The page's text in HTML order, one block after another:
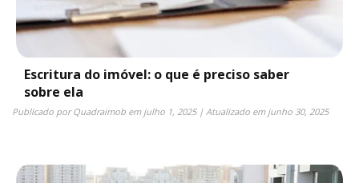
Escritura do imóvel: o que é preciso saber
sobre ela
Publicado porQuadraimob em julho 1, 2025| Atualizado em junho 30, 2025